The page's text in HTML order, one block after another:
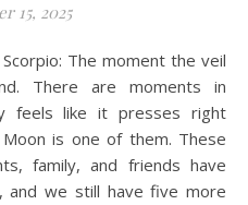
15, 2025
There are moments in
feels like it presses right
is one of them. These
family, and friends have
and we still have five more